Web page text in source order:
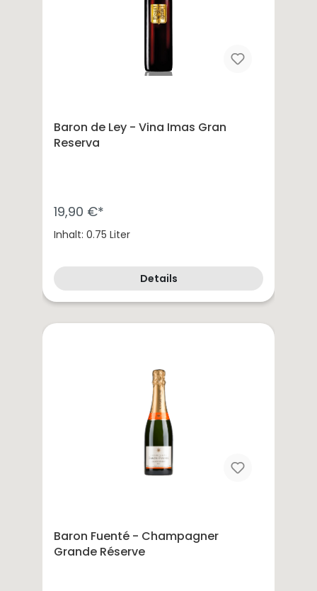
Baron de Ley - Vina Imas Gran
Reserva
19,90 €*
Inhalt: 0.75 Liter
Details
Baron Fuenté - Champagner
Grande Réserve